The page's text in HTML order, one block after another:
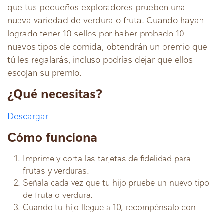
que tus pequeños exploradores prueben una
nueva variedad de verdura o fruta. Cuando hayan
logrado tener 10 sellos por haber probado 10
nuevos tipos de comida, obtendrán un premio que
tú les regalarás, incluso podrías dejar que ellos
escojan su premio.
¿Qué necesitas?
Descargar
Cómo funciona
Imprime y corta las tarjetas de fidelidad para
frutas y verduras.
Señala cada vez que tu hijo pruebe un nuevo tipo
de fruta o verdura.
Cuando tu hijo llegue a 10, recompénsalo con